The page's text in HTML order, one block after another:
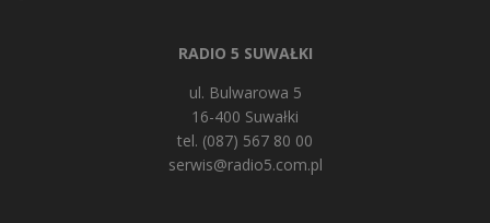
RADIO 5 SUWAŁKI
ul. Bulwarowa 5
16-400 Suwałki
tel. (087) 567 80 00
serwis@radio5.com.pl